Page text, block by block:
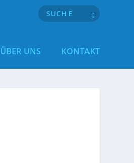
ÜBER UNS KONTAKT